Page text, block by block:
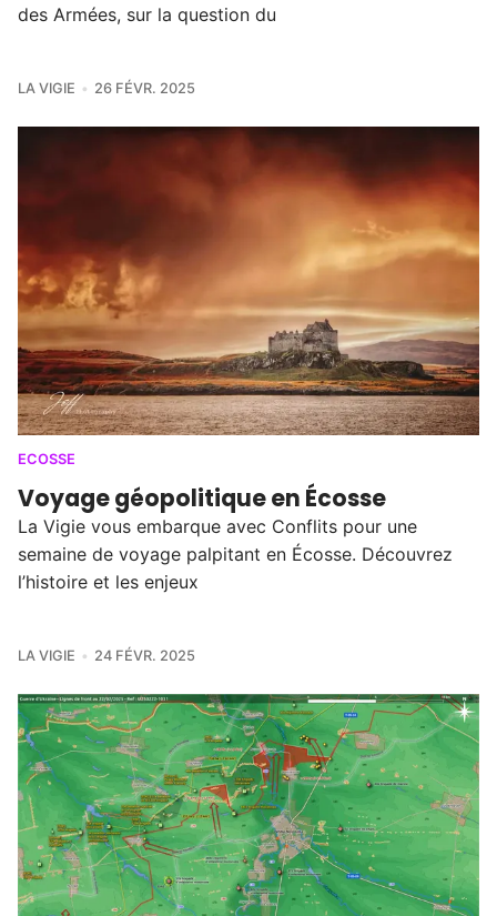
des Armées, sur la question du
LA VIGIE 26 FÉVR. 2025
ECOSSE
Voyage géopolitique en Écosse
La Vigie vous embarque avec Conflits pour une
semaine de voyage palpitant en Écosse. Découvrez
l’histoire et les enjeux
LA VIGIE 24 FÉVR. 2025